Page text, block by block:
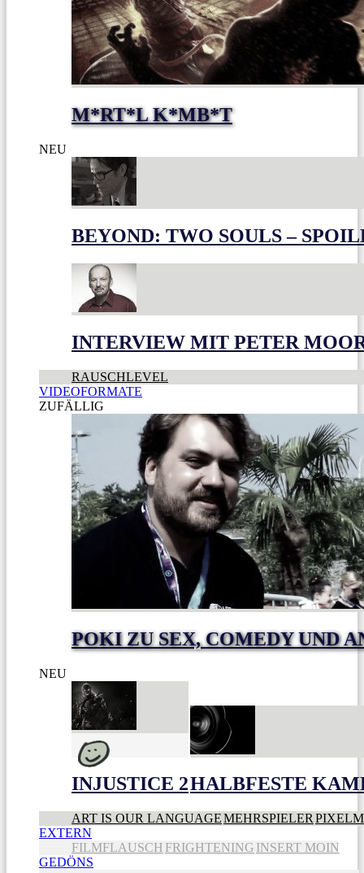
M*RT*L K*MB*T
NEU
BEYOND: TWO SOULS –
INTERVIEW MIT PETER
RAUSCHLEVEL
VIDEOFORMATE
ZUFÄLLIG
POKI ZU SEX, COMEDY UND
NEU
INJUSTICE 2HALBFESTE
ART IS OUR LANGUAGEMEHRSPIELER
EXTERN
FILMFLAUSCH FRIGHTENING INSERT MOIN
GEDÖNS